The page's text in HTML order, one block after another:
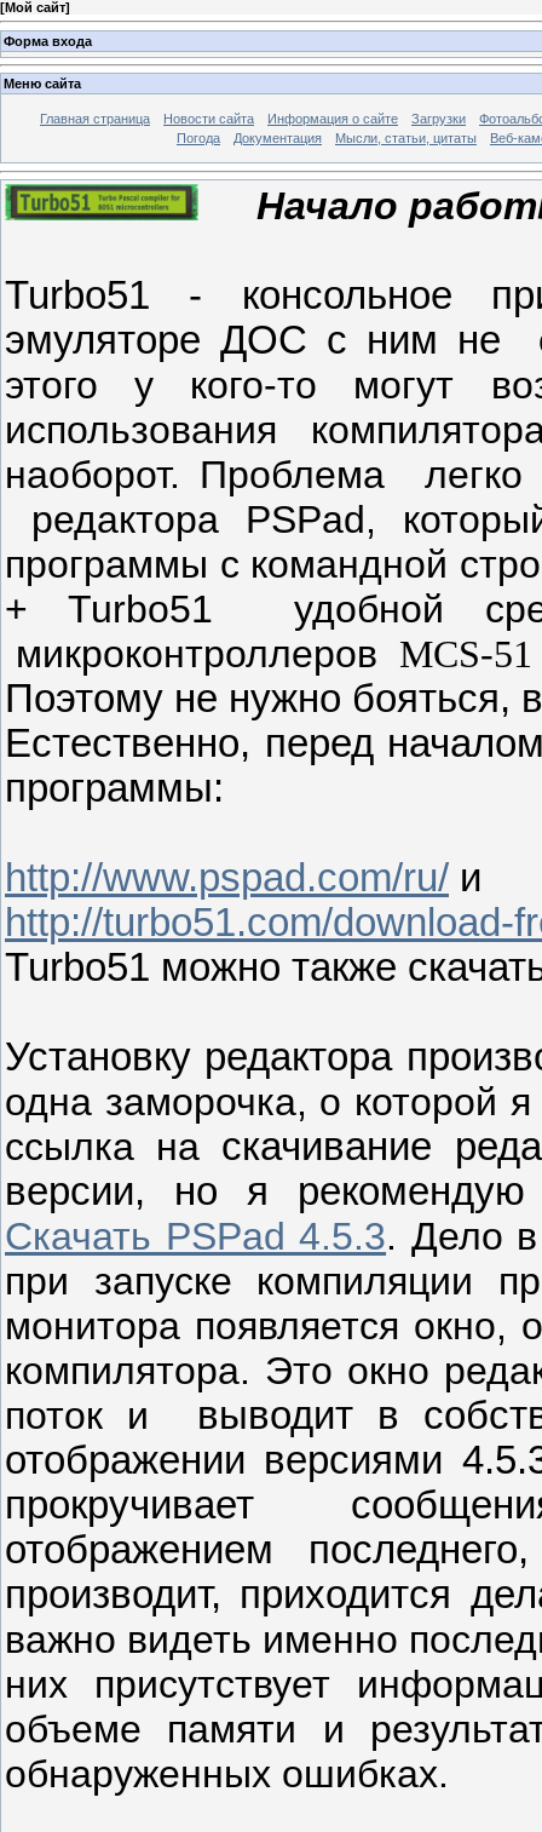
[Мой сайт]
Форма входа
Меню сайта
Главная страница Новости сайта Информация о сайте Загрузки
Погода
Документация Мысли, статьи, цитаты Веб-
Начало
Turbo51 - консольное
эмуляторе ДОС с ним не
этого у кого-то могут
использования
наоборот. Проблема
редактора PSPad,
программы с командной
+ Turbo51удобной
микроконтроллеров MCS-51
Поэтому не нужно бояться,
Естественно, перед
программы:
http://www.pspad.com/ru/ и
http://turbo51.com/download-
Turbo51 можно также
Установку редактора
одна заморочка, о которой
ссылка на скачивание
версии, но я
Скачать PSPad 4.5.3. Дело
при запуске компиляции
монитора появляется
компилятора. Это окно
поток и выводит в
отображении версиями
прокручивает
отображением
производит, приходится
важно видеть именно
них присутствует
объеме памяти и
обнаруженных ошибках.